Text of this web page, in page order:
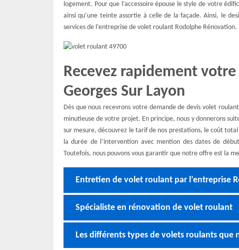
logement. Pour que l’accessoire épouse le style de votre
ainsi qu’une teinte assortie à celle de la façade. Ainsi, le
services de l’entreprise de volet roulant Rodolphe
Recevez rapidement
Georges Sur Layon
Dès que nous recevrons votre demande de devis volet
minutieuse de votre projet. En principe, nous y donnerons
sur mesure, découvrez le tarif de nos prestations, le coût
la durée de l’intervention avec mention des dates de
Toutefois, nous pouvons vous garantir que notre offre est la
Entretien de volet roulant par l’entreprise
Spécialiste en rénovation de volet roulant
Les différents types de volets roulants que